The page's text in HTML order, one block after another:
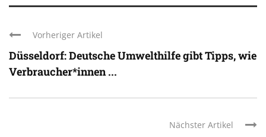
Vorheriger Artikel
Düsseldorf: Deutsche Umwelthilfe gibt Tipps, wie
Verbraucher*innen ...
Nächster Artikel